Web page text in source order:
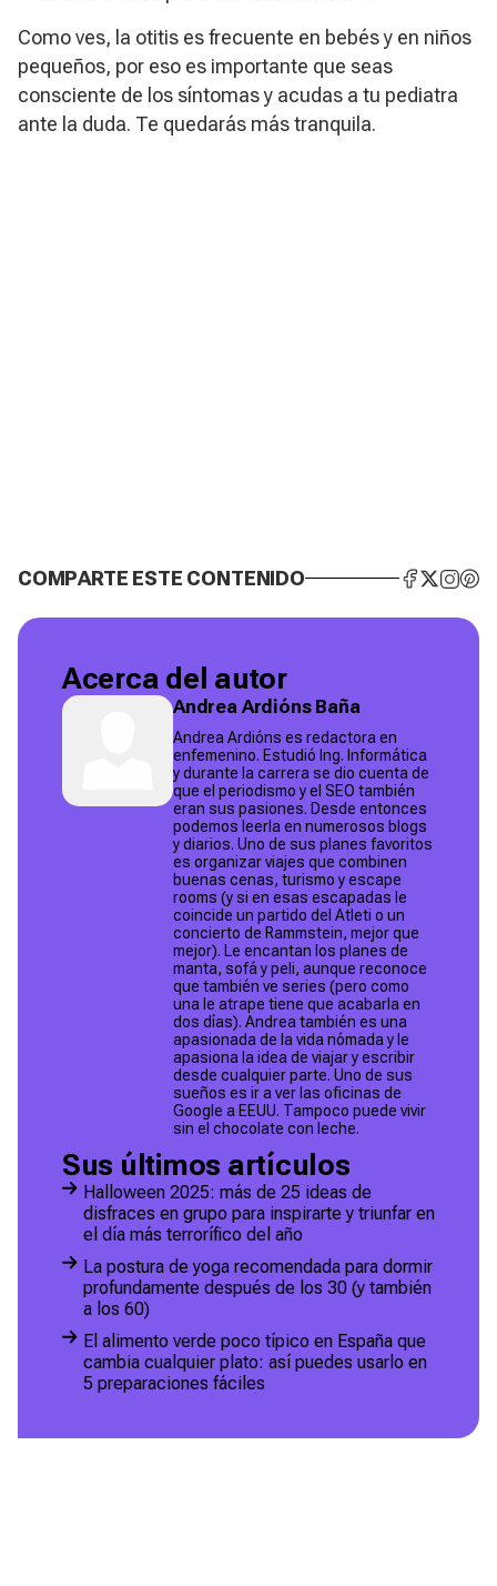
Como ves, la otitis es frecuente en bebés y en niños
pequeños, por eso es importante que seas
consciente de los síntomas y acudas a tu pediatra
ante la duda. Te quedarás más tranquila.
COMPARTE ESTE CONTENIDO
Acerca del autor
Andrea Ardións Baña
Andrea Ardións es redactora en
enfemenino. Estudió Ing. Informática
y durante la carrera se dio cuenta de
que el periodismo y el SEO también
eran sus pasiones. Desde entonces
podemos leerla en numerosos blogs
y diarios. Uno de sus planes favoritos
es organizar viajes que combinen
buenas cenas, turismo y escape
rooms (y si en esas escapadas le
coincide un partido del Atleti o un
concierto de Rammstein, mejor que
mejor). Le encantan los planes de
manta, sofá y peli, aunque reconoce
que también ve series (pero como
una le atrape tiene que acabarla en
dos días). Andrea también es una
apasionada de la vida nómada y le
apasiona la idea de viajar y escribir
desde cualquier parte. Uno de sus
sueños es ir a ver las oficinas de
Google a EEUU. Tampoco puede vivir
sin el chocolate con leche.
Sus últimos artículos
Halloween 2025: más de 25 ideas de
disfraces en grupo para inspirarte y triunfar en
el día más terrorífico del año
La postura de yoga recomendada para dormir
profundamente después de los 30 (y también
a los 60)
El alimento verde poco típico en España que
cambia cualquier plato: así puedes usarlo en
5 preparaciones fáciles